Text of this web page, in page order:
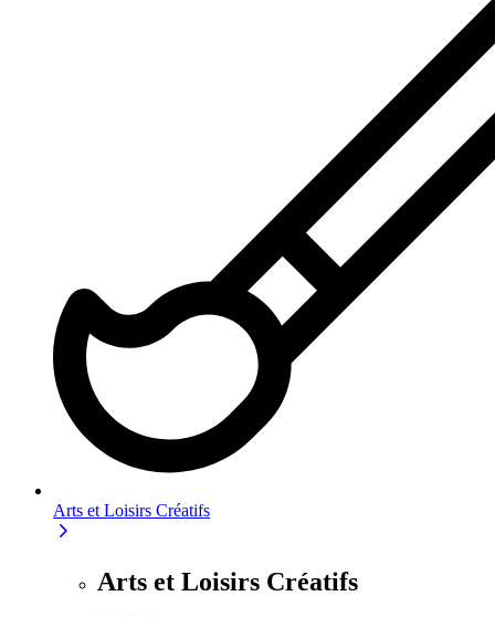
Arts et Loisirs Créatifs
Arts et Loisirs Créatifs